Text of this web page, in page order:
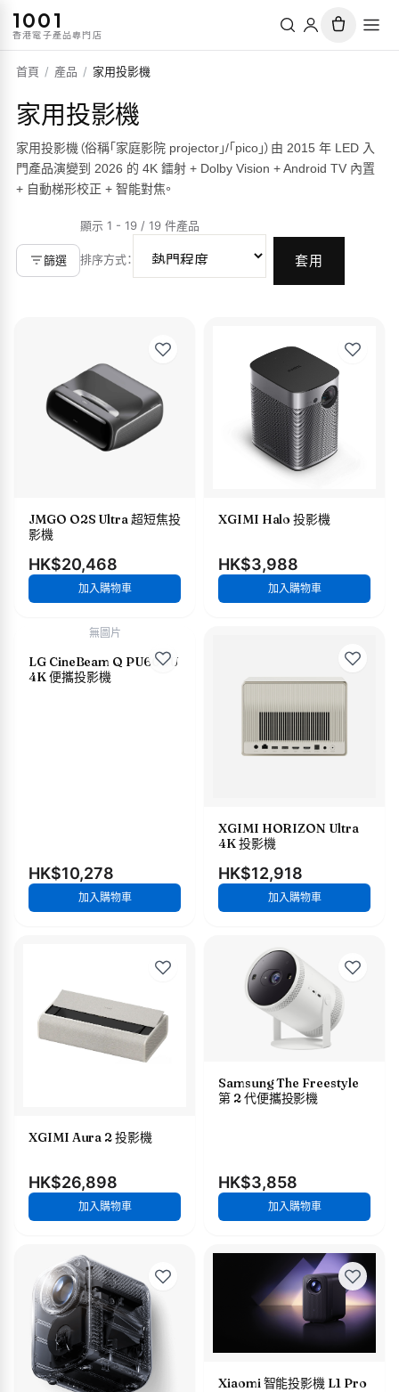
1001
香港電子產品專門店
首頁 / 產品 / 家用投影機
家用投影機
家用投影機（俗稱「家庭影院 projector」/「pico」）由 2015 年 LED 入
門產品演變到 2026 的 4K 鐳射 + Dolby Vision + Android TV 內置
+ 自動梯形校正 + 智能對焦。
篩選
顯示 1 - 19 / 19 件產品
排序方式： 套用
JMGO O2S Ultra 超短焦投
影機
HK$20,468
加入購物車
XGIMI Halo 投影機
HK$3,988
加入購物車
無圖片
LG CineBeam Q PU600U
4K 便攜投影機
HK$10,278
加入購物車
XGIMI HORIZON Ultra
4K 投影機
HK$12,918
加入購物車
XGIMI Aura 2 投影機
HK$26,898
加入購物車
Samsung The Freestyle
第 2 代便攜投影機
HK$3,858
加入購物車
Xiaomi 智能投影機 L1 Pro